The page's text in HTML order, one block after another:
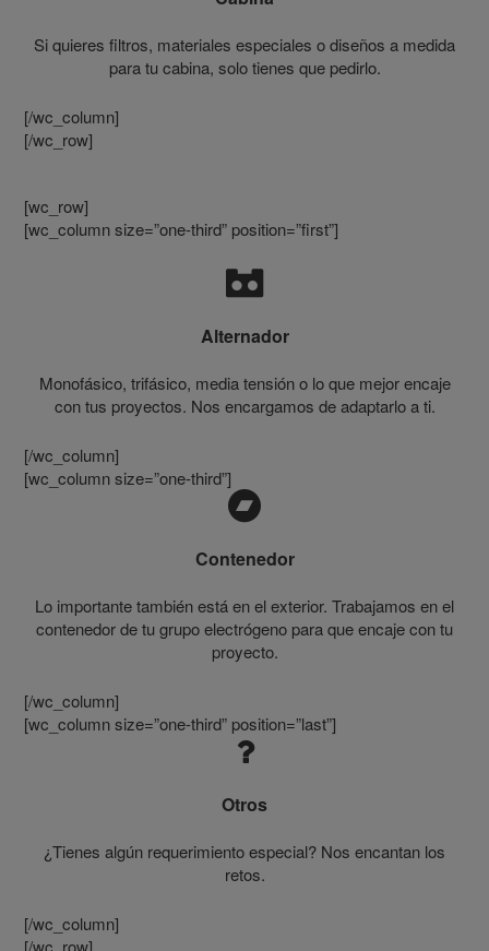
Si quieres filtros, materiales especiales o diseños a medida
para tu cabina, solo tienes que pedirlo.
[/wc_column]
[/wc_row]
[wc_row]
[wc_column size=”one-third” position=”first”]
Alternador
Monofásico, trifásico, media tensión o lo que mejor encaje
con tus proyectos. Nos encargamos de adaptarlo a ti.
[/wc_column]
[wc_column size=”one-third”]
Contenedor
Lo importante también está en el exterior. Trabajamos en el
contenedor de tu grupo electrógeno para que encaje con tu
proyecto.
[/wc_column]
[wc_column size=”one-third” position=”last”]
Otros
¿Tienes algún requerimiento especial? Nos encantan los
retos.
[/wc_column]